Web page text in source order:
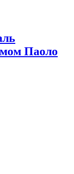
Паоло